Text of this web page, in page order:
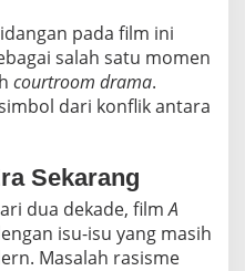
pada film ini
salah satu momen
courtroom drama.
dari konflik antara
Sekarang
dua dekade, filmA
isu-isu yang masih
Masalah rasisme